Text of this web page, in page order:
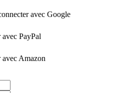
avec Google
avec PayPal
avec Amazon